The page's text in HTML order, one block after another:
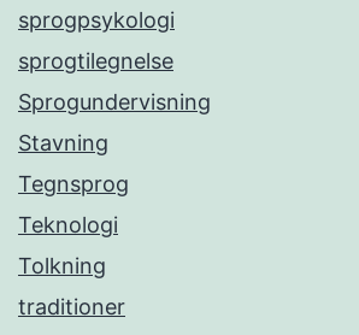
sprogpsykologi
sprogtilegnelse
Sprogundervisning
Stavning
Tegnsprog
Teknologi
Tolkning
traditioner